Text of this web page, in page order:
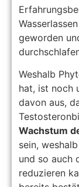
geworden
Weshalb
hat, ist noch
davon aus,
Wachstum
sein,
und so auch
reduzieren